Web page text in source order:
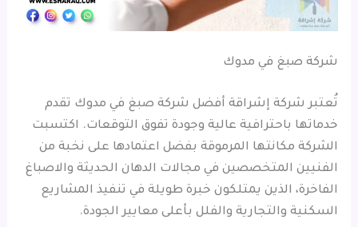
شركة صبغ في مدوك
تُعتبر شركة إشراقة أفضل شركة صبغ في مدوك تقدم
خدماتها باحترافية عالية وجودة تفوق التوقعات. اكتسبت
الشركة مكانتها المرموقة بفضل اعتمادها على نخبة من
الفنيين المتخصصين في مجالات الدهان الحديثة والاصباغ
الفاخرة، الذين يمتلكون خبرة طويلة في تنفيذ المشاريع
السكنية والتجارية والفلل بأعلى معايير الجودة.